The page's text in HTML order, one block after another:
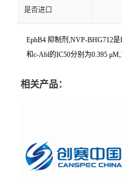
是否进口
EphB4 抑制剂,NVP-BHG712
和c-Abl的IC50分别为0.395
相关产品：